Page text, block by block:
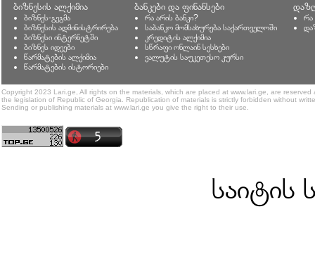
ბიზნესის ალქიმია
ბიზნეს-გეგმა
ბიზნესის ადმინისტრირება
ბიზნესი ინტერნეტში
ბიზნეს იდეები
წარმატების ალქიმია
წარმატების ისტორიები
ბანკები და ფინანსები
რა არის ბანკი?
საბანკო მომსახურება საქართველოში
კრედიტის ალქიმია
სწრაფი ონლაინ სესხები
ვალუტის საუკეთესო კურსი
რა
Copyright 2023 Lari.ge, All rights on the materials, which are placed at www.lari.ge, are
the legislation of Republic of Georgia. Republication of materials is strictly forbidden without
Sending or publishing materials at www.lari.ge you give the right to their use.
საიტის